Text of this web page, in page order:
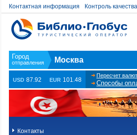
Контактная информация Контроль качества
Москва
USD 87.92 EUR 101.48
Пересчет валют
Способы
Контакты